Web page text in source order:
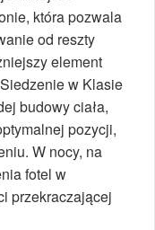
która pozwala
od reszty
element
w Klasie
budowy ciała,
pozycji,
W nocy, na
fotel w
przekraczającej